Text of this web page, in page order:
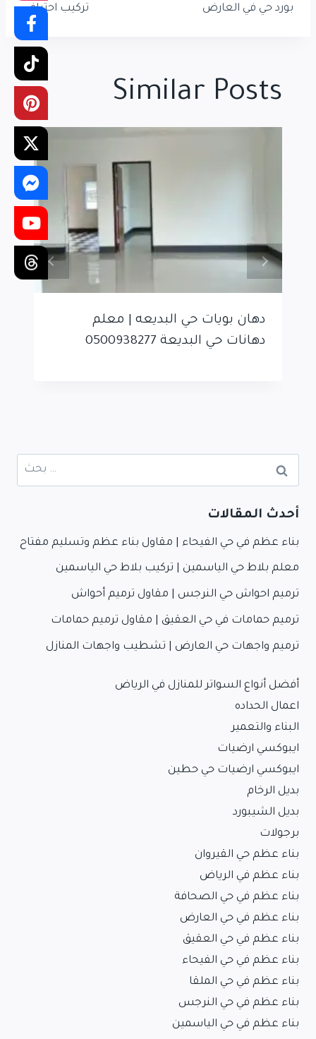
بورد حي في العارض تركيب احترافي
Similar Posts
دهان بويات حي البديعه | معلم
دهانات حي البديعة 0500938277
البحث
عن:
أحدث المقالات
بناء عظم في حي الفيحاء | مقاول بناء عظم وتسليم مفتاح
معلم بلاط حي الياسمين | تركيب بلاط حي الياسمين
ترميم احواش حي النرجس | مقاول ترميم أحواش
ترميم حمامات في حي العقيق | مقاول ترميم حمامات
ترميم واجهات حي العارض | تشطيب واجهات المنازل
أفضل أنواع السواتر للمنازل في الرياض
اعمال الحداده
البناء والتعمير
ايبوكسي ارضيات
ايبوكسي ارضيات حي حطين
بديل الرخام
بديل الشيبورد
برجولات
بناء عظم حي القيروان
بناء عظم في الرياض
بناء عظم في حي الصحافة
بناء عظم في حي العارض
بناء عظم في حي العقيق
بناء عظم في حي الفيحاء
بناء عظم في حي الملقا
بناء عظم في حي النرجس
بناء عظم في حي الياسمين